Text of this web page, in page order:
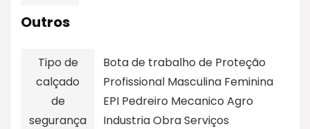
Outros
Tipo de
calçado
de
segurança
Bota de trabalho de Proteção
Profissional Masculina Feminina
EPI Pedreiro Mecanico Agro
Industria Obra Serviços